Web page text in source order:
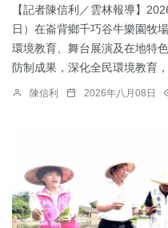
【記者陳信利／雲林報導】
日）在崙背鄉千巧谷牛樂園牧
環境教育、舞台展演及在地特
防制成果，深化全民環境教育，
陳信利 2026年八月08日